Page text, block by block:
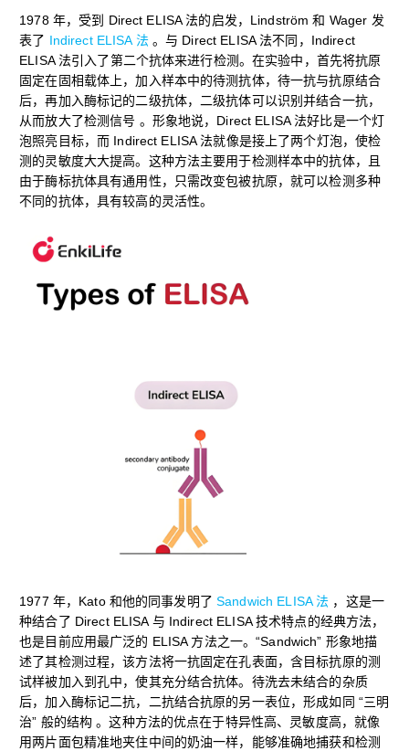
1978 年，受到 Direct ELISA 法的启发，Lindström 和 Wager 发
表了 Indirect ELISA 法。与 Direct ELISA 法不同，Indirect
ELISA 法引入了第二个抗体来进行检测。在实验中，首先将抗原
固定在固相载体上，加入样本中的待测抗体，待一抗与抗原结合
后，再加入酶标记的二级抗体，二级抗体可以识别并结合一抗，
从而放大了检测信号 。形象地说，Direct ELISA 法好比是一个灯
泡照亮目标，而 Indirect ELISA 法就像是接上了两个灯泡，使检
测的灵敏度大大提高。这种方法主要用于检测样本中的抗体，且
由于酶标抗体具有通用性，只需改变包被抗原，就可以检测多种
不同的抗体，具有较高的灵活性。
1977 年，Kato 和他的同事发明了 Sandwich ELISA 法 ，这是一
种结合了 Direct ELISA 与 Indirect ELISA 技术特点的经典方法，
也是目前应用最广泛的 ELISA 方法之一。“Sandwich” 形象地描
述了其检测过程，该方法将一抗固定在孔表面，含目标抗原的测
试样被加入到孔中，使其充分结合抗体。待洗去未结合的杂质
后，加入酶标记二抗，二抗结合抗原的另一表位，形成如同 “三明
治” 般的结构 。这种方法的优点在于特异性高、灵敏度高，就像
用两片面包精准地夹住中间的奶油一样，能够准确地捕获和检测